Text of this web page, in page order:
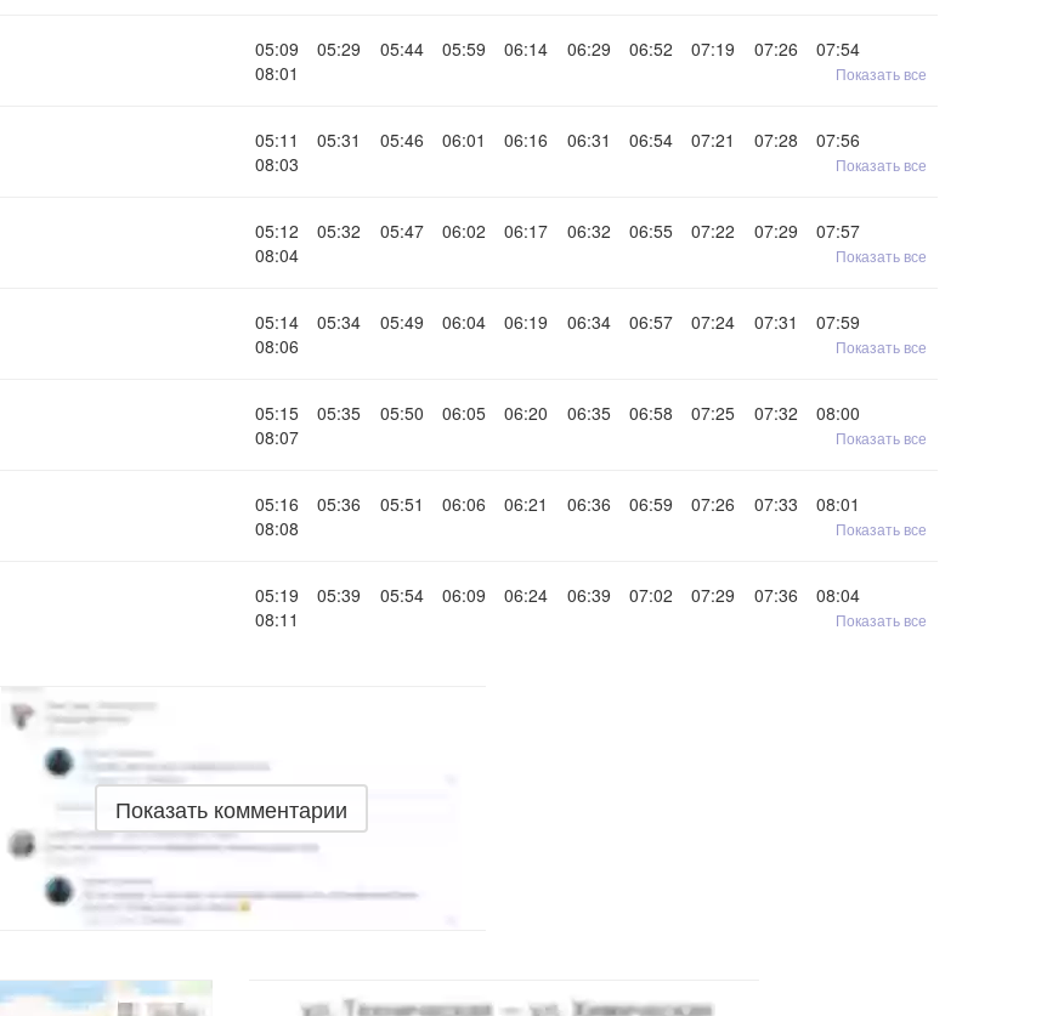
05:09 05:29 05:44 05:59 06:14 06:29 06:52 07:19 07:26
07:54
08:01
Показать все
05:11 05:31 05:46 06:01 06:16 06:31 06:54 07:21 07:28
07:56
08:03
Показать все
05:12 05:32 05:47 06:02 06:17 06:32 06:55 07:22 07:29
07:57
08:04
Показать все
05:14 05:34 05:49 06:04 06:19 06:34 06:57 07:24 07:31
07:59
08:06
Показать все
05:15 05:35 05:50 06:05 06:20 06:35 06:58 07:25 07:32
08:00
08:07
Показать все
05:16 05:36 05:51 06:06 06:21 06:36 06:59 07:26 07:33
08:01
08:08
Показать все
05:19 05:39 05:54 06:09 06:24 06:39 07:02 07:29 07:36
08:04
08:11
Показать все
Показать комментарии